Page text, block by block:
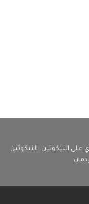
على النيكوتين. النيكوتين